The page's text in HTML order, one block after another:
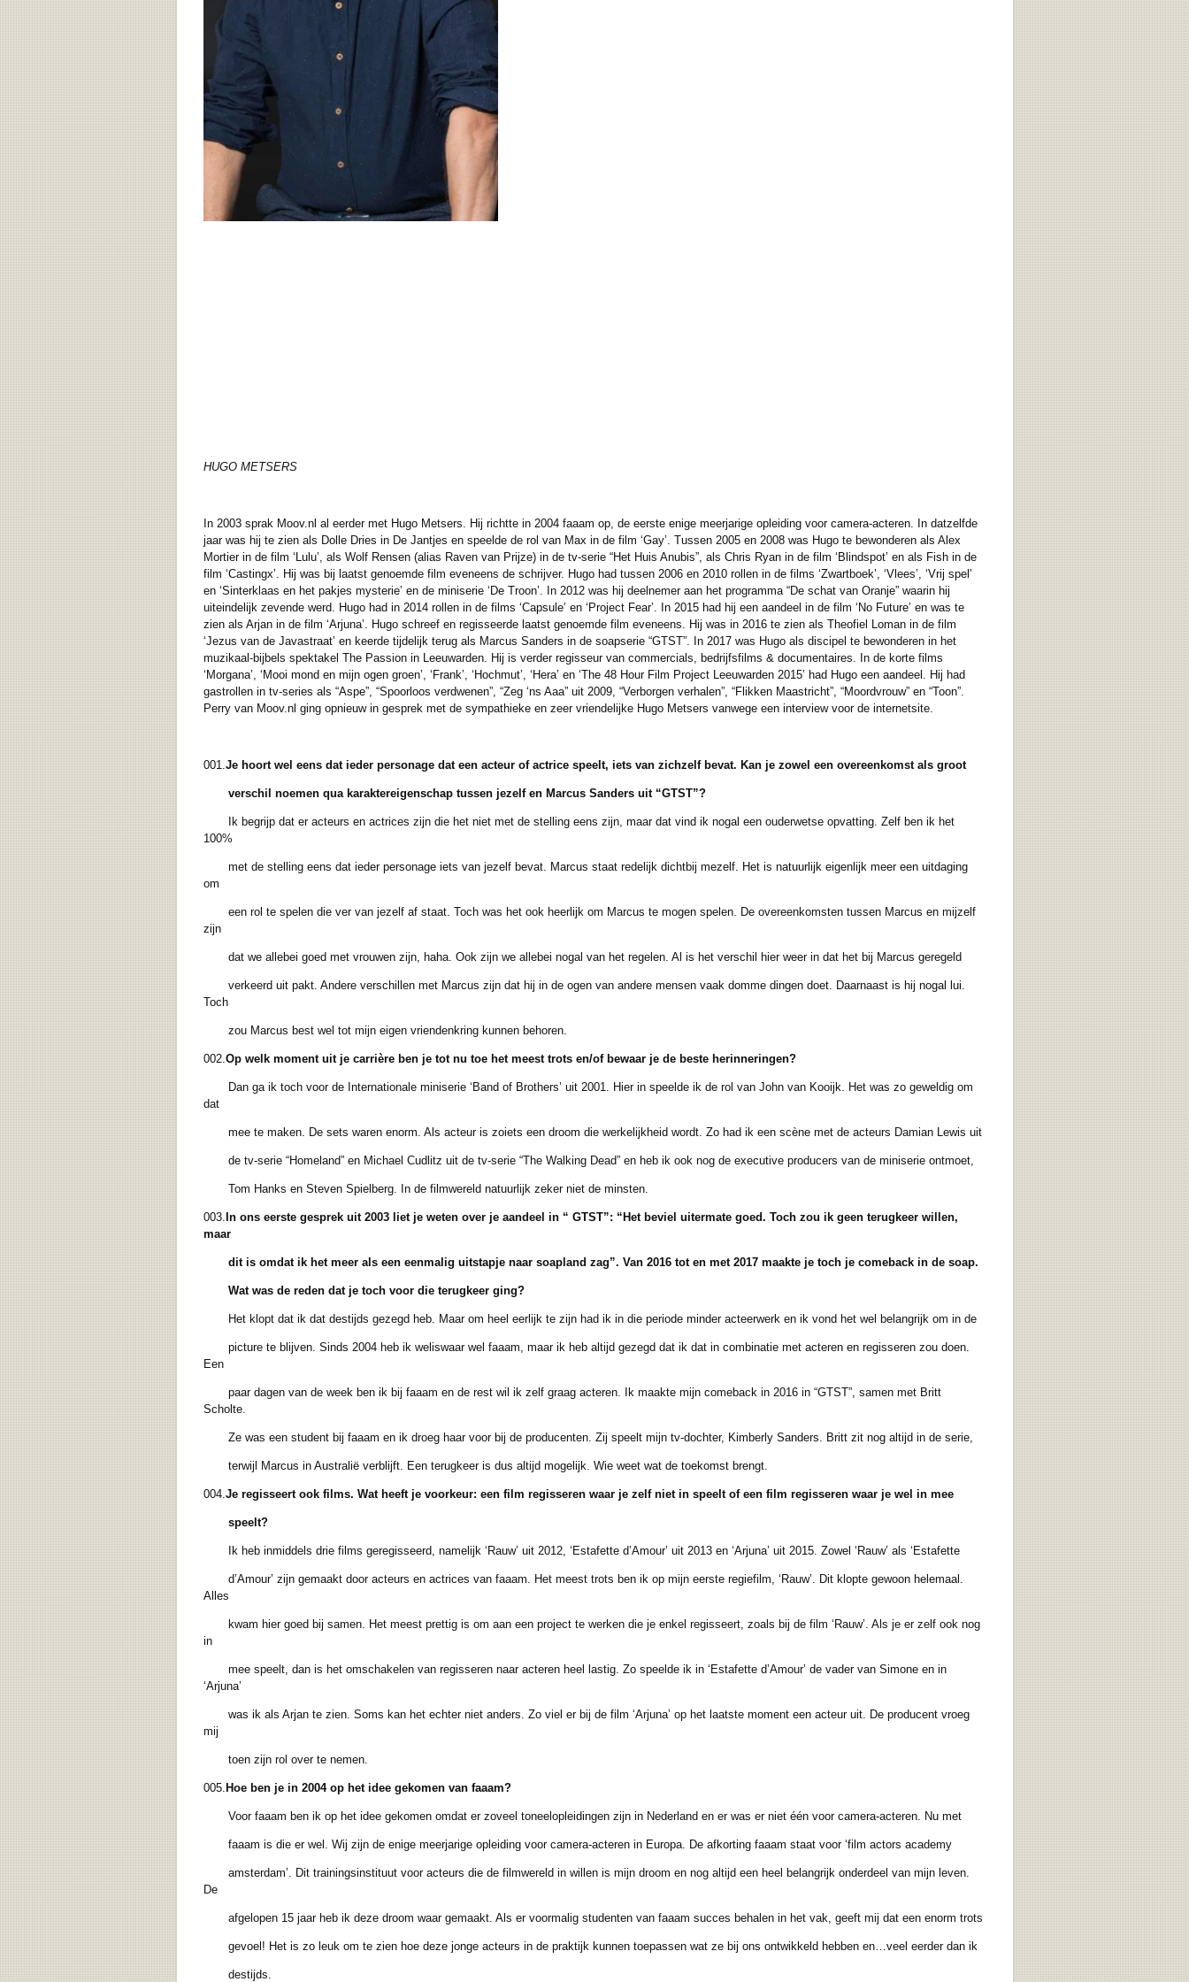
HUGO METSERS
In 2003 sprak Moov.nl al eerder met Hugo Metsers. Hij richtte in 2004 faaam op, de eerste enige meerjarige opleiding voor camera-acteren. In datzelfde
jaar was hij te zien als Dolle Dries in De Jantjes en speelde de rol van Max in de film ‘Gay’. Tussen 2005 en 2008 was Hugo te bewonderen als Alex
Mortier in de film ‘Lulu’, als Wolf Rensen (alias Raven van Prijze) in de tv-serie “Het Huis Anubis”, als Chris Ryan in de film ‘Blindspot’ en als Fish in de
film ‘Castingx’. Hij was bij laatst genoemde film eveneens de schrijver. Hugo had tussen 2006 en 2010 rollen in de films ‘Zwartboek’, ‘Vlees’, ‘Vrij spel’
en ‘Sinterklaas en het pakjes mysterie’ en de miniserie ‘De Troon’. In 2012 was hij deelnemer aan het programma “De schat van Oranje” waarin hij
uiteindelijk zevende werd. Hugo had in 2014 rollen in de films ‘Capsule’ en ‘Project Fear’. In 2015 had hij een aandeel in de film ‘No Future’ en was te
zien als Arjan in de film ‘Arjuna’. Hugo schreef en regisseerde laatst genoemde film eveneens. Hij was in 2016 te zien als Theofiel Loman in de film
‘Jezus van de Javastraat’ en keerde tijdelijk terug als Marcus Sanders in de soapserie “GTST”. In 2017 was Hugo als discipel te bewonderen in het
muzikaal-bijbels spektakel The Passion in Leeuwarden. Hij is verder regisseur van commercials, bedrijfsfilms & documentaires. In de korte films
‘Morgana’, ‘Mooi mond en mijn ogen groen’, ‘Frank’, ‘Hochmut’, ‘Hera’ en ‘The 48 Hour Film Project Leeuwarden 2015’ had Hugo een aandeel. Hij had
gastrollen in tv-series als “Aspe”, “Spoorloos verdwenen”, “Zeg ‘ns Aaa” uit 2009, “Verborgen verhalen”, “Flikken Maastricht”, “Moordvrouw” en “Toon”.
Perry van Moov.nl ging opnieuw in gesprek met de sympathieke en zeer vriendelijke Hugo Metsers vanwege een interview voor de internetsite.
001.Je hoort wel eens dat ieder personage dat een acteur of actrice speelt, iets van zichzelf bevat. Kan je zowel een overeenkomst als groot
verschil noemen qua karaktereigenschap tussen jezelf en Marcus Sanders uit “GTST”?
Ik begrijp dat er acteurs en actrices zijn die het niet met de stelling eens zijn, maar dat vind ik nogal een ouderwetse opvatting. Zelf ben ik het
100%
met de stelling eens dat ieder personage iets van jezelf bevat. Marcus staat redelijk dichtbij mezelf. Het is natuurlijk eigenlijk meer een uitdaging
om
een rol te spelen die ver van jezelf af staat. Toch was het ook heerlijk om Marcus te mogen spelen. De overeenkomsten tussen Marcus en mijzelf
zijn
dat we allebei goed met vrouwen zijn, haha. Ook zijn we allebei nogal van het regelen. Al is het verschil hier weer in dat het bij Marcus geregeld
verkeerd uit pakt. Andere verschillen met Marcus zijn dat hij in de ogen van andere mensen vaak domme dingen doet. Daarnaast is hij nogal lui.
Toch
zou Marcus best wel tot mijn eigen vriendenkring kunnen behoren.
002.Op welk moment uit je carrière ben je tot nu toe het meest trots en/of bewaar je de beste herinneringen?
Dan ga ik toch voor de Internationale miniserie ‘Band of Brothers’ uit 2001. Hier in speelde ik de rol van John van Kooijk. Het was zo geweldig om
dat
mee te maken. De sets waren enorm. Als acteur is zoiets een droom die werkelijkheid wordt. Zo had ik een scène met de acteurs Damian Lewis uit
de tv-serie “Homeland” en Michael Cudlitz uit de tv-serie “The Walking Dead” en heb ik ook nog de executive producers van de miniserie ontmoet,
Tom Hanks en Steven Spielberg. In de filmwereld natuurlijk zeker niet de minsten.
003. In ons eerste gesprek uit 2003 liet je weten over je aandeel in “ GTST”: “Het beviel uitermate goed. Toch zou ik geen terugkeer willen,
maar
dit is omdat ik het meer als een eenmalig uitstapje naar soapland zag”. Van 2016 tot en met 2017 maakte je toch je comeback in de soap.
Wat was de reden dat je toch voor die terugkeer ging?
Het klopt dat ik dat destijds gezegd heb. Maar om heel eerlijk te zijn had ik in die periode minder acteerwerk en ik vond het wel belangrijk om in de
picture te blijven. Sinds 2004 heb ik weliswaar wel faaam, maar ik heb altijd gezegd dat ik dat in combinatie met acteren en regisseren zou doen.
Een
paar dagen van de week ben ik bij faaam en de rest wil ik zelf graag acteren. Ik maakte mijn comeback in 2016 in “GTST”, samen met Britt
Scholte.
Ze was een student bij faaam en ik droeg haar voor bij de producenten. Zij speelt mijn tv-dochter, Kimberly Sanders. Britt zit nog altijd in de serie,
terwijl Marcus in Australië verblijft. Een terugkeer is dus altijd mogelijk. Wie weet wat de toekomst brengt.
004.Je regisseert ook films. Wat heeft je voorkeur: een film regisseren waar je zelf niet in speelt of een film regisseren waar je wel in mee
speelt?
Ik heb inmiddels drie films geregisseerd, namelijk ‘Rauw’ uit 2012, ‘Estafette d’Amour’ uit 2013 en ‘Arjuna’ uit 2015. Zowel ‘Rauw’ als ‘Estafette
d’Amour’ zijn gemaakt door acteurs en actrices van faaam. Het meest trots ben ik op mijn eerste regiefilm, ‘Rauw’. Dit klopte gewoon helemaal.
Alles
kwam hier goed bij samen. Het meest prettig is om aan een project te werken die je enkel regisseert, zoals bij de film ‘Rauw’. Als je er zelf ook nog
in
mee speelt, dan is het omschakelen van regisseren naar acteren heel lastig. Zo speelde ik in ‘Estafette d’Amour’ de vader van Simone en in
‘Arjuna’
was ik als Arjan te zien. Soms kan het echter niet anders. Zo viel er bij de film ‘Arjuna’ op het laatste moment een acteur uit. De producent vroeg
mij
toen zijn rol over te nemen.
005. Hoe ben je in 2004 op het idee gekomen van faaam?
Voor faaam ben ik op het idee gekomen omdat er zoveel toneelopleidingen zijn in Nederland en er was er niet één voor camera-acteren. Nu met
faaam is die er wel. Wij zijn de enige meerjarige opleiding voor camera-acteren in Europa. De afkorting faaam staat voor ‘film actors academy
amsterdam’. Dit trainingsinstituut voor acteurs die de filmwereld in willen is mijn droom en nog altijd een heel belangrijk onderdeel van mijn leven.
De
afgelopen 15 jaar heb ik deze droom waar gemaakt. Als er voormalig studenten van faaam succes behalen in het vak, geeft mij dat een enorm trots
gevoel! Het is zo leuk om te zien hoe deze jonge acteurs in de praktijk kunnen toepassen wat ze bij ons ontwikkeld hebben en…veel eerder dan ik
destijds.